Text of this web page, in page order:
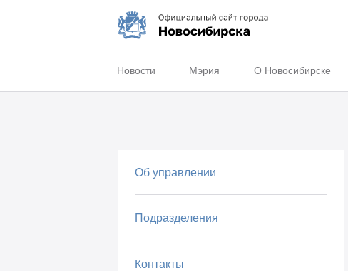
Новости Мэрия О Новосибирске
Об управлении
Подразделения
Контакты